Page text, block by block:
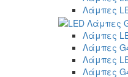
Λάμπες
Λάμπες
Λάμπες
Λάμπες
Λάμπες